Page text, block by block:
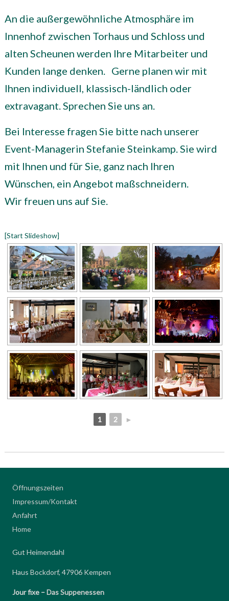
An die außergewöhnliche Atmosphäre im
Innenhof zwischen Torhaus und Schloss und
alten Scheunen werden Ihre Mitarbeiter und
Kunden lange denken. Gerne planen wir mit
Ihnen individuell, klassisch-ländlich oder
extravagant. Sprechen Sie uns an.
Bei Interesse fragen Sie bitte nach unserer
Event-Managerin Stefanie Steinkamp. Sie wird
mit Ihnen und für Sie, ganz nach Ihren
Wünschen, ein Angebot maßschneidern.
Wir freuen uns auf Sie.
[Start Slideshow]
1 2 ►
Öffnungszeiten
Impressum/Kontakt
Anfahrt
Home
Gut Heimendahl
Haus Bockdorf, 47906 Kempen
Jour fixe –Das Suppenessen